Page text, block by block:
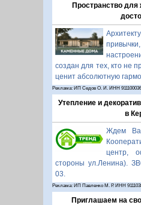
Пространство для
создан для тех, кто не
ценит абсолютную
Реклама: ИП Седов О. И. ИНН
Утепление и
в
Ждем
центр,
стороны ул.Ленина).
03.
Реклама: ИП Павленко М. Р. ИНН
Приглашаем на